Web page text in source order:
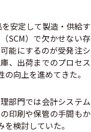
安定して製造・供給す
SCM）で欠かせない存
能にするのが受発注シ
、出荷までのプロセス
向上を進めてきた。
部門では会計システム
印刷や保管の手間もか
検討していた。